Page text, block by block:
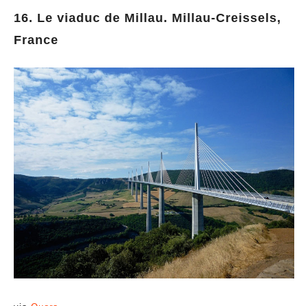
16. Le viaduc de Millau. Millau-Creissels,
France